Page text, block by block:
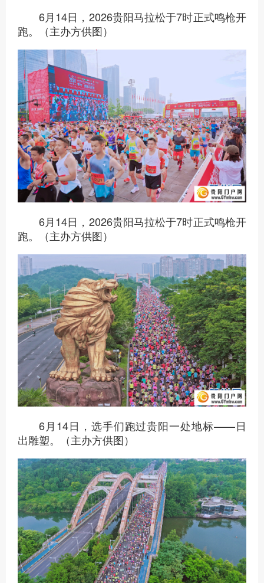
6月14日，2026贵阳马拉松于7时正式鸣枪开
跑。（主办方供图）
6月14日，2026贵阳马拉松于7时正式鸣枪开
跑。（主办方供图）
6月14日，选手们跑过贵阳一处地标——日
出雕塑。（主办方供图）